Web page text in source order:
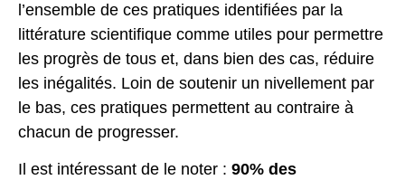
l’ensemble de ces pratiques identifiées par la
littérature scientifique comme utiles pour permettre
les progrès de tous et, dans bien des cas, réduire
les inégalités. Loin de soutenir un nivellement par
le bas, ces pratiques permettent au contraire à
chacun de progresser.
Il est intéressant de le noter : 90% des